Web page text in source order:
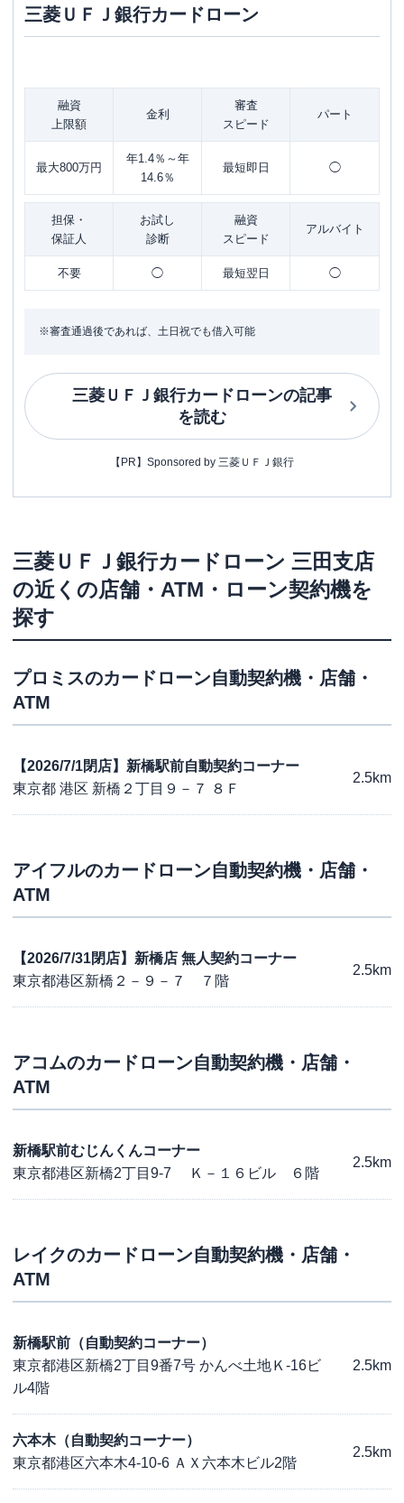
三菱ＵＦＪ銀行カードローン
融資
上限額
金利
審査
スピード
パート
最大800万円
年1.4％～年
14.6％
最短即日 ◯
担保・
保証人
お試し
診断
融資
スピード
アルバイト
不要 ◯ 最短翌日 ◯
※審査通過後であれば、土日祝でも借入可能
三菱ＵＦＪ銀行カードローンの記事
を読む
【PR】Sponsored by 三菱ＵＦＪ銀行
三菱ＵＦＪ銀行カードローン 三田支店
の近くの店舗・ATM・ローン契約機を
探す
プロミスのカードローン自動契約機・店舗・
ATM
【2026/7/1閉店】新橋駅前自動契約コーナー
東京都 港区 新橋２丁目９－７ ８Ｆ
2.5km
アイフルのカードローン自動契約機・店舗・
ATM
【2026/7/31閉店】新橋店 無人契約コーナー
東京都港区新橋２－９－７ ７階
2.5km
アコムのカードローン自動契約機・店舗・
ATM
新橋駅前むじんくんコーナー
東京都港区新橋2丁目9-7 Ｋ－１６ビル ６階
2.5km
レイクのカードローン自動契約機・店舗・
ATM
新橋駅前（自動契約コーナー）
東京都港区新橋2丁目9番7号 かんべ土地Ｋ-16ビ
ル4階
2.5km
六本木（自動契約コーナー）
東京都港区六本木4-10-6 ＡＸ六本木ビル2階
2.5km